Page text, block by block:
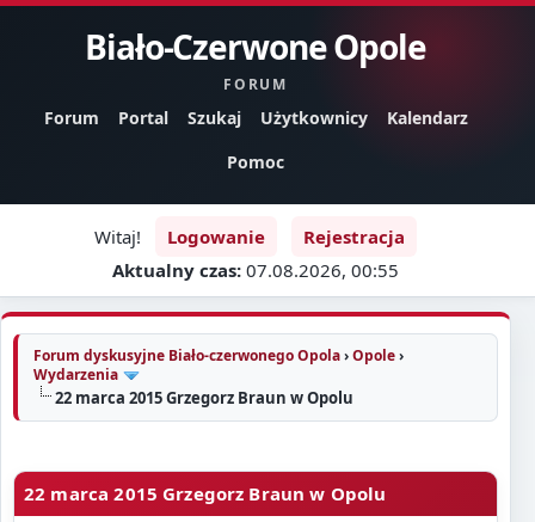
Biało-Czerwone Opole
FORUM
Forum Portal Szukaj Użytkownicy
Kalendarz
Pomoc
Witaj! Logowanie
Rejestracja
Aktualny czas: 07.08.2026, 00:55
Forum dyskusyjne Biało-czerwonego Opola›Opole›
Wydarzenia
22 marca 2015 Grzegorz Braun w Opolu
22 marca 2015 Grzegorz Braun w Opolu